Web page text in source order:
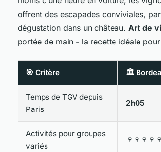
offrent des escapades conviviales,
dégustation dans un château. Art de
portée de main - la recette idéale
🎯 Critère 🏛️
Temps de TGV depuis
Paris
2h05
Activités pour groupes
variés
🍷🍷🍷🍷🍷